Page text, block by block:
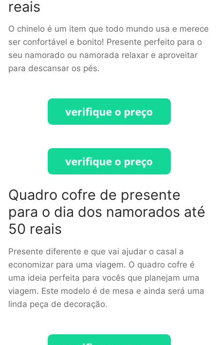
reais
O chinelo é um item que todo mundo usa e merece
ser confortável e bonito! Presente perfeito para o
seu namorado ou namorada relaxar e aproveitar
para descansar os pés.
Quadro cofre de presente
para o dia dos namorados até
50 reais
Presente diferente e que vai ajudar o casal a
economizar para uma viagem. O quadro cofre é
uma ideia perfeita para vocês que planejam uma
viagem. Este modelo é de mesa e ainda será uma
linda peça de decoração.